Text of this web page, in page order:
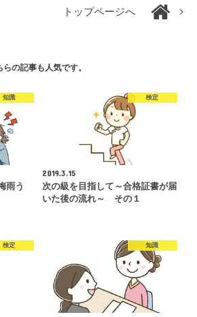
トップページへ
らの記事も人気です。
知識
雨う
検定
2019.3.15
次の級を目指して～合格証書が届
いた後の流れ～ その１
検定 知識